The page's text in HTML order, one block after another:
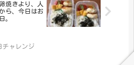
焼きより、人
ら、今日はお
。
チャレンジ